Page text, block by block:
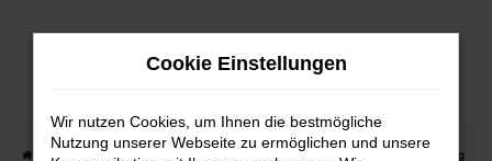
Zum
Startseite Bremen VW VW T-Cross für Bremen Tageszulassung
Cookie Einstellungen
Wir nutzen Cookies, um Ihnen die bestmögliche
Nutzung unserer Webseite zu ermöglichen und unsere